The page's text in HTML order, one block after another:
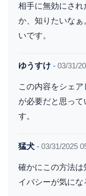
相手に無効にさ
か、知りたいな
いです。
ゆうすけ - 03/31/
この内容をシェ
が必要だと思って
す。
猛犬 - 03/31/2025
確かにこの方法
イバシーが気に